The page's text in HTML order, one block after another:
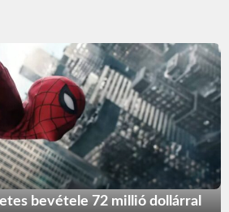
bevétele 72 millió dollárral